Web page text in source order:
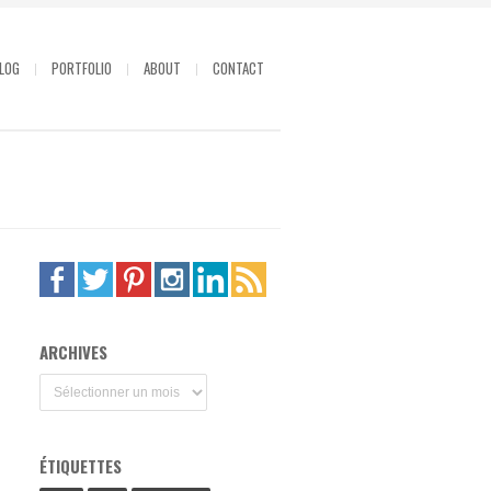
PORTFOLIO ABOUT CONTACT
ARCHIVES
ÉTIQUETTES